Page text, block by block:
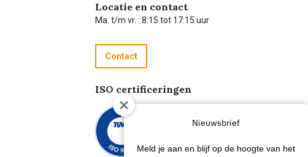
Locatie en contact
Ma. t/m vr. : 8:15 tot 17:15 uur
Contact
ISO certificeringen
Nieuwsbrief
Meld je aan en blijf op de hoogte van het